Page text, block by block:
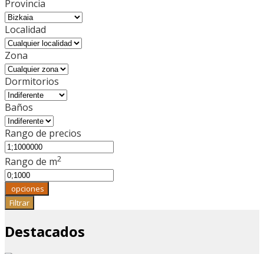
Provincia
Localidad
Zona
Dormitorios
Baños
Rango de precios
Rango de m2
opciones
Filtrar
Destacados